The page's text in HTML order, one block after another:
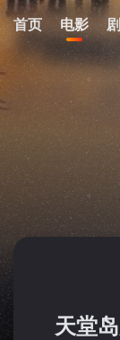
首页 电影
我
天堂